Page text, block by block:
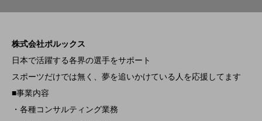
株式会社ポルックス
日本で活躍する各界の選手をサポート
スポーツだけでは無く、夢を追いかけている人を応援してます
■事業内容
・各種コンサルティング業務